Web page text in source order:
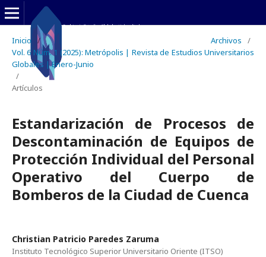
Inicio / Archivos
/
Vol. 6 Núm. 1 (2025): Metrópolis | Revista de Estudios Universitarios
Globales | Enero-Junio
/
Artículos
Estandarización de Procesos de
Descontaminación de Equipos de
Protección Individual del Personal
Operativo del Cuerpo de
Bomberos de la Ciudad de Cuenca
Christian Patricio Paredes Zaruma
Instituto Tecnológico Superior Universitario Oriente (ITSO)